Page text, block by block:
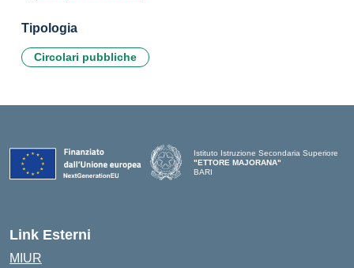
Tipologia
Circolari pubbliche
Istituto Istruzione Secondaria Superiore
"ETTORE MAJORANA"
BARI
Link Esterni
MIUR